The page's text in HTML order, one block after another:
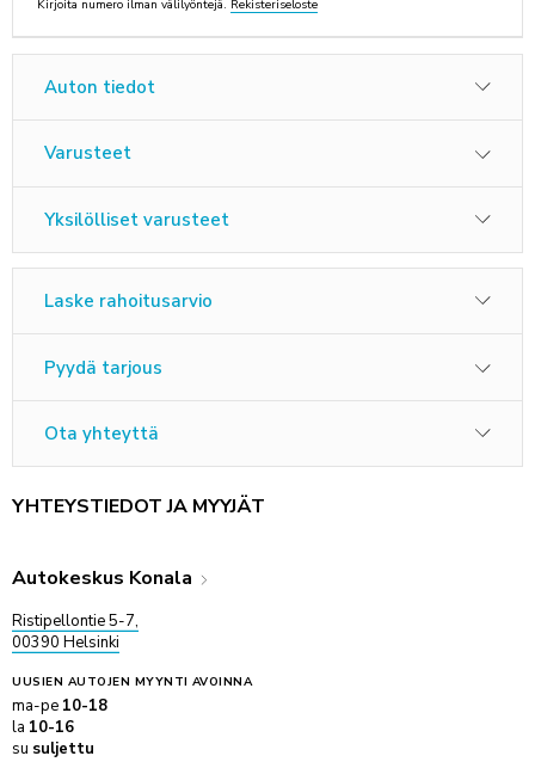
ANNA PALAUTETTA
Kirjoita numero ilman välilyöntejä. Rekisteriseloste
Auton tiedot
Varusteet
Yksilölliset varusteet
Laske rahoitusarvio
Pyydä tarjous
Ota yhteyttä
YHTEYSTIEDOT JA MYYJÄT
Autokeskus Konala
Ristipellontie 5-7,
00390 Helsinki
UUSIEN AUTOJEN MYYNTI AVOINNA
ma-pe 10-18
la 10-16
su suljettu